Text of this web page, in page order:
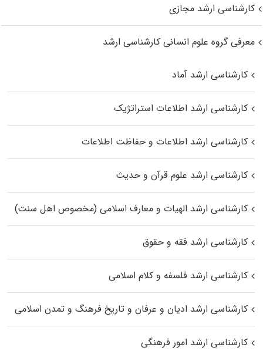
کارشناسی ارشد مجازی
معرفی گروه علوم انسانی کارشناسی ارشد
کارشناسی ارشد آماد
کارشناسی ارشد اطلاعات استراتژیک
کارشناسی ارشد اطلاعات و حفاظت اطلاعات
کارشناسی ارشد علوم قرآن و حدیث
کارشناسی ارشد الهیات و معارف اسلامی (مخصوص اهل سنت)
کارشناسی ارشد فقه و حقوق
کارشناسی ارشد فلسفه و کلام اسلامی
کارشناسی ارشد ادیان و عرفان و تاریخ فرهنگ و تمدن اسلامی
کارشناسی ارشد امور فرهنگی